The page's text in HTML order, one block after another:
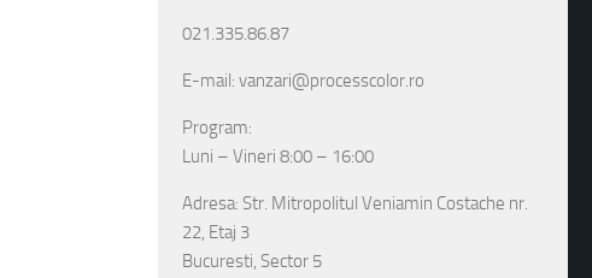
021.335.86.87
E-mail: vanzari@processcolor.ro
Program:
Luni – Vineri 8:00 – 16:00
Adresa: Str. Mitropolitul Veniamin Costache nr.
22, Etaj 3
Bucuresti, Sector 5